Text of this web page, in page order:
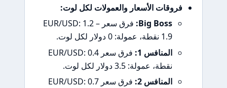
فروقات الأسعار والعمولات لكل لوت:
Big Boss:
فرق سعر EUR/USD: 1.2 –
1.9 نقطة، عمولة: 0 دولار لكل لوت.
المنافس 1:
فرق سعر EUR/USD: 0.4
نقطة، عمولة: 3.5 دولار لكل لوت.
المنافس 2:
فرق سعر EUR/USD: 0.7